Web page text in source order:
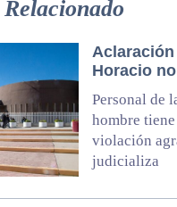
Aclaración
Horacio
Personal de
hombre
violación
judicializa